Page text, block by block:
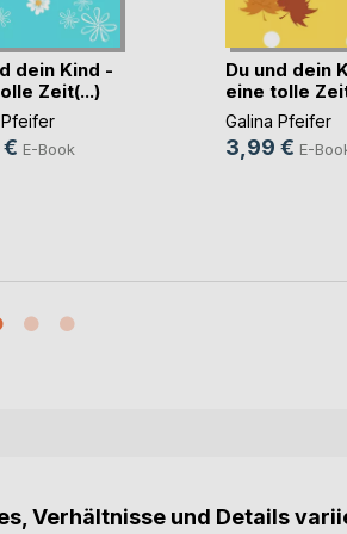
dein Kind -
Zeit(...)
E-Book
Du und dein
eine tolle
Galina Pfeifer
3,99 € E-
Verhältnisse und Details